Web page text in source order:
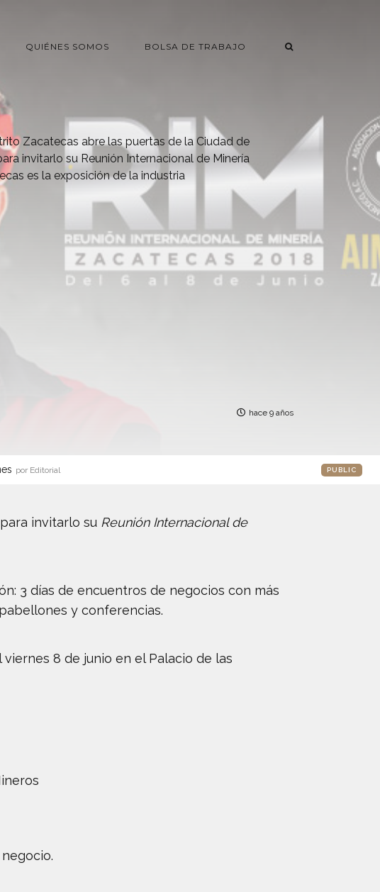
QUIÉNES SOMOS BOLSA DE TRABAJO
Zacatecas abre las puertas de la Ciudad de
invitarlo su Reunión Internacional de Minería
es la exposición de la industria
hace 9 años
por Editorial PUBLIC
invitarlo su Reunión Internacional de
3 días de encuentros de negocios con más
y conferencias.
8 de junio en el Palacio de las